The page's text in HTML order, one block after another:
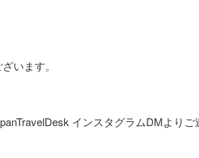
います。
インスタグラムDMよりご